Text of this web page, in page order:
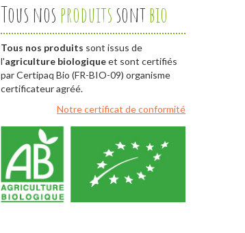
Tous nos produits sontbio
Tous nos produits sont issus de
l'agriculture biologiqueet sont certifiés
par Certipaq Bio (FR-BIO-09) organisme
certificateur agréé.
Notre certificat de conformité